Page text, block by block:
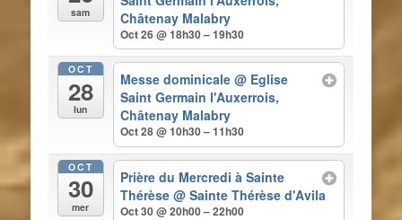
sam
Châtenay Malabry
Oct 26 @ 18h30 – 19h30
OCT
28
lun
Messe dominicale@ Eglise
Saint Germain l'Auxerrois,
Châtenay Malabry
Oct 28 @ 10h30 – 11h30
OCT
30
mer
Prière du Mercredi à Sainte
Thérèse@ Sainte Thérèse d'Avila
Oct 30 @ 20h00 – 22h00